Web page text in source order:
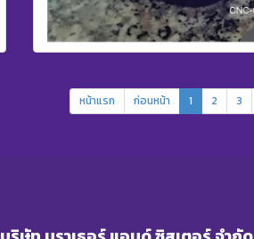
หน้าแรก ก่อนหน้า 1 2 3